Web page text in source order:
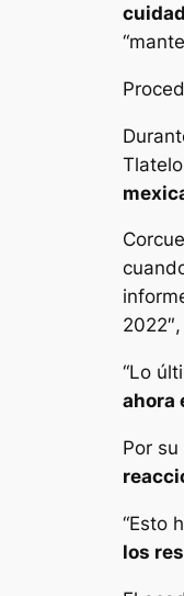
“Lo
ahora
Por
“Esto
los